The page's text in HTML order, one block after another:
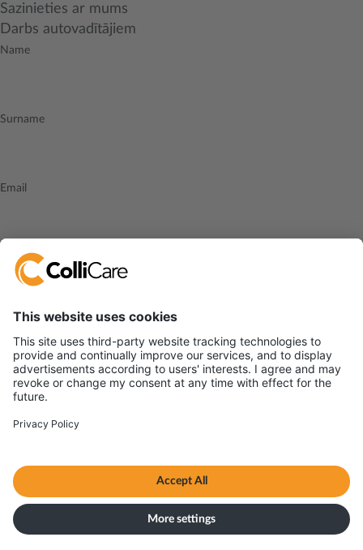
Sazinieties ar mums
Darbs autovadītājiem
Name
Surname
Email
Sūtīt
LV40203242462
All content © ColliCare 2026